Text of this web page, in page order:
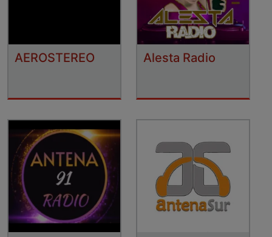
AEROSTEREO Alesta Radio